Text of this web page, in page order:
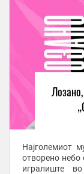
Најголемиот
отворено небо
игралиште